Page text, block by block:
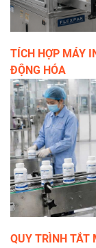
TÍCH HỢP MÁY
ĐỘNG HÓA
QUY TRÌNH TẮT